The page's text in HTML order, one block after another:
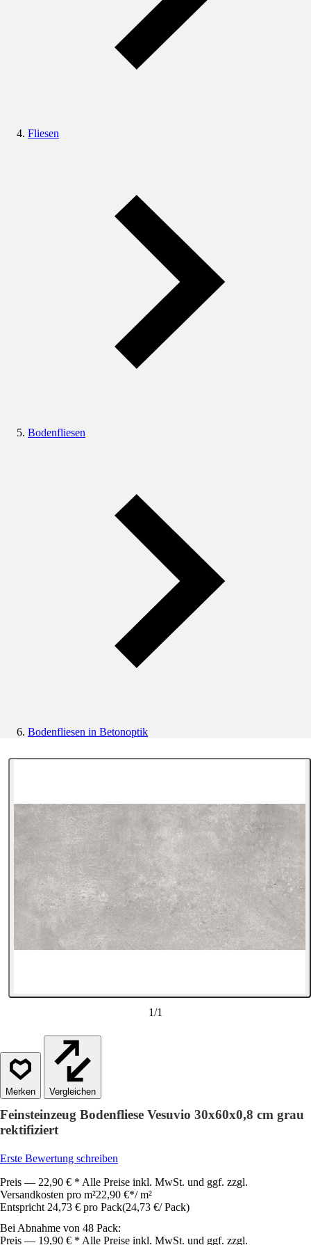
Fliesen
Bodenfliesen
Bodenfliesen in Betonoptik
1/1
Vergleichen
Feinsteinzeug Bodenfliese Vesuvio 30x60x0,8 cm grau
rektifiziert
Erste Bewertung schreiben
Preis — 22,90 € * Alle Preise inkl. MwSt. und ggf. zzgl.
Versandkosten pro m²22,90 €*/ m²
Entspricht 24,73 € pro Pack(24,73 €/ Pack)
Bei Abnahme von 48 Pack:
Preis — 19,90 € * Alle Preise inkl. MwSt. und ggf. zzgl.